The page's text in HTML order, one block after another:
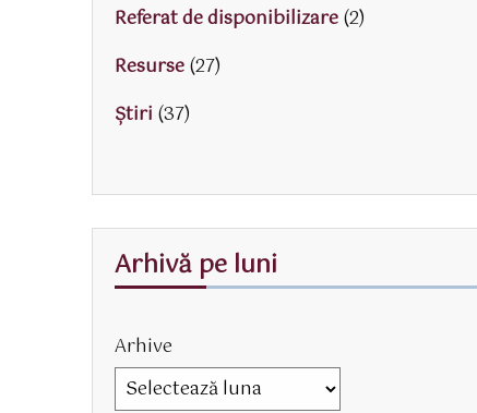
Referat de disponibilizare(2)
Resurse(27)
Știri (37)
Arhivă pe luni
Arhive